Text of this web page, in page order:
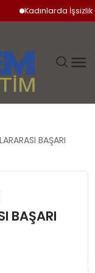
Kadınlarda İşsizlik
BAŞARI
BAŞARI